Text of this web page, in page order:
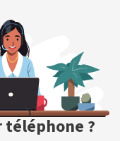
téléphone ?